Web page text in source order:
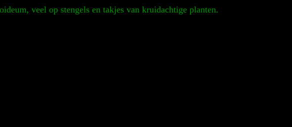
veel op stengels en takjes van kruidachtige planten.